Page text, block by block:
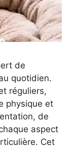
de
quotidien.
réguliers,
physique et
de
aspect
Cet